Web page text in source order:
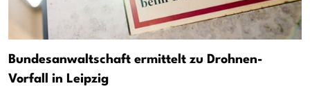
Bundesanwaltschaft ermittelt zu Drohnen-
Vorfall in Leipzig